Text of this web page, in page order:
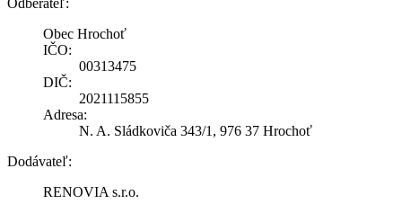
Obec Hrochoť
IČO:
00313475
DIČ:
2021115855
Adresa:
N. A. Sládkoviča 343/1, 976 37 Hrochoť
Dodávateľ:
RENOVIA s.r.o.